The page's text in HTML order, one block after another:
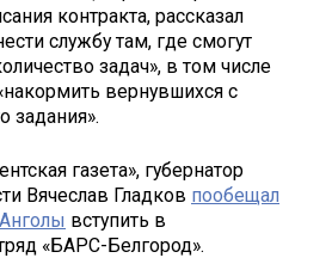
контракта, рассказал
службу там, где смогут
задач», в том числе
вернувшихся с
задания».
газета», губернатор
Вячеслав Гладков пообещал
вступить в
«БАРС-Белгород».